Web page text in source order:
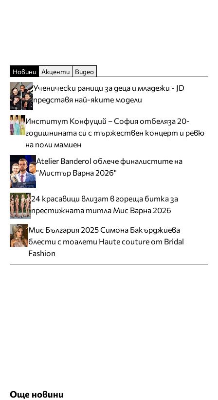
Новини Акценти Видео
Ученически раници за деца и младежи - JD
представя най-яките модели
Институт Конфуций – София отбеляза 20-
годишнината си с тържествен концерт и ревю
на поли мамиен
Atelier Banderol облече финалистите на
"Мистър Варна 2026"
24 красавици влизат в гореща битка за
престижната титла Мис Варна 2026
Мис България 2025 Симона Бакърджиева
блести с тоалети Haute couture от Bridal
Fashion
Още новини